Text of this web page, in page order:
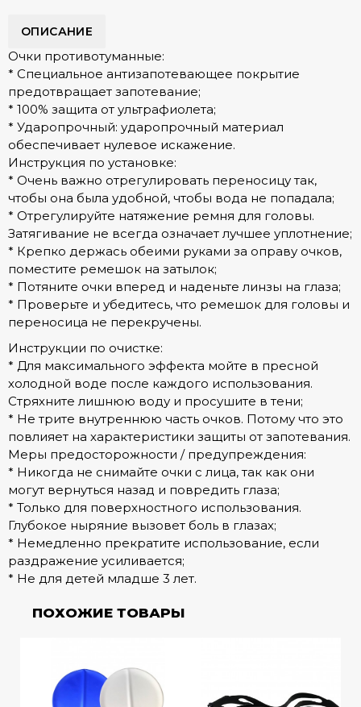
ОПИСАНИЕ
Очки противотуманные:
* Специальное антизапотевающее покрытие
предотвращает запотевание;
* 100% защита от ультрафиолета;
* Ударопрочный: ударопрочный материал
обеспечивает нулевое искажение.
Инструкция по установке:
* Очень важно отрегулировать переносицу так,
чтобы она была удобной, чтобы вода не попадала;
* Отрегулируйте натяжение ремня для головы.
Затягивание не всегда означает лучшее уплотнение;
* Крепко держась обеими руками за оправу очков,
поместите ремешок на затылок;
* Потяните очки вперед и наденьте линзы на глаза;
* Проверьте и убедитесь, что ремешок для головы и
переносица не перекручены.
Инструкции по очистке:
* Для максимального эффекта мойте в пресной
холодной воде после каждого использования.
Стряхните лишнюю воду и просушите в тени;
* Не трите внутреннюю часть очков. Потому что это
повлияет на характеристики защиты от запотевания.
Меры предосторожности / предупреждения:
* Никогда не снимайте очки с лица, так как они
могут вернуться назад и повредить глаза;
* Только для поверхностного использования.
Глубокое ныряние вызовет боль в глазах;
* Немедленно прекратите использование, если
раздражение усиливается;
* Не для детей младше 3 лет.
ПОХОЖИЕ ТОВАРЫ